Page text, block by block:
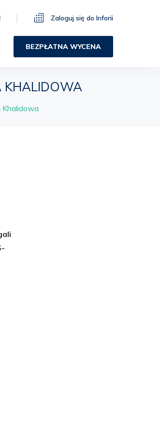
Zaloguj się do Inforii
BEZPŁATNA WYCENA
KHALIDOWA
Khalidowa